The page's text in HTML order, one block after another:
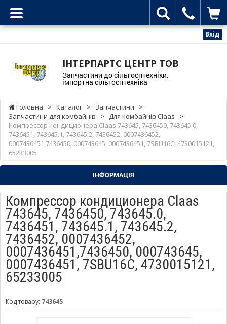
Вхід
ІНТЕРПАРТС ЦЕНТР ТОВ
Запчастини до сільгосптехніки,
імпортна сільгосптехніка
Головна > Каталог > Запчастини
>
Запчастини для комбайнів
> Для комбайнів Claas
>
Компрессор кондиционера Claas 743645, 7436450, 743645.0,
7436451, 743645.1, 743645.2, 7436452, 0007436452,
0007436451,7436450, 000743645, 0007436451, 7SBU16C, 4730015121,
65233005
ІНФОРМАЦІЯ
Компрессор кондиционера Claas
743645, 7436450, 743645.0,
7436451, 743645.1, 743645.2,
7436452, 0007436452,
0007436451,7436450, 000743645,
0007436451, 7SBU16C, 4730015121,
65233005
Код товару: 743645